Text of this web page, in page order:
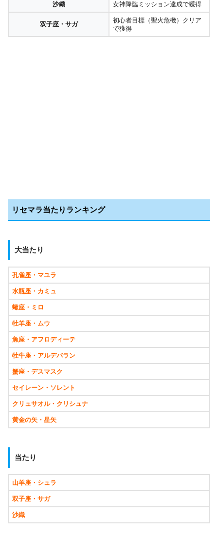
沙織 女神降臨ミッション達成で獲得
双子座・サガ
初心者目標（聖火危機）クリア
で獲得
リセマラ当たりランキング
大当たり
孔雀座・マユラ
水瓶座・カミュ
蠍座・ミロ
牡羊座・ムウ
魚座・アフロディーテ
牡牛座・アルデバラン
蟹座・デスマスク
セイレーン・ソレント
クリュサオル・クリシュナ
黄金の矢・星矢
当たり
山羊座・シュラ
双子座・サガ
沙織